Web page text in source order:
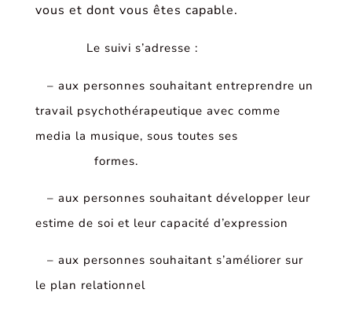
vous et dont vous êtes capable.
Le suivi s’adresse :
– aux personnes souhaitant entreprendre un
travail psychothérapeutique avec comme
media la musique, sous toutes ses
formes.
– aux personnes souhaitant développer leur
estime de soi et leur capacité d’expression
– aux personnes souhaitant s’améliorer sur
le plan relationnel